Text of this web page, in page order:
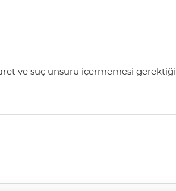
ve suç unsuru içermemesi